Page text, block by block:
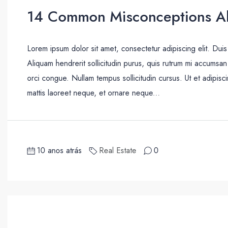
14 Common Misconceptions
Lorem ipsum dolor sit amet, consectetur adipiscing elit.
Aliquam hendrerit sollicitudin purus, quis rutrum mi
orci congue. Nullam tempus sollicitudin cursus. Ut et
mattis laoreet neque, et ornare neque...
10 anos atrás Real Estate 0